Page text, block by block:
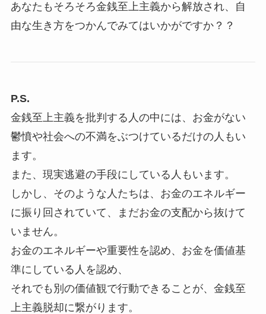
あなたもそろそろ金銭至上主義から解放され、自
由な生き方をつかんでみてはいかがですか？？
P.S.
金銭至上主義を批判する人の中には、お金がない
鬱憤や社会への不満をぶつけているだけの人もい
ます。
また、現実逃避の手段にしている人もいます。
しかし、そのような人たちは、お金のエネルギー
に振り回されていて、まだお金の支配から抜けて
いません。
お金のエネルギーや重要性を認め、お金を価値基
準にしている人を認め、
それでも別の価値観で行動できることが、金銭至
上主義脱却に繋がります。